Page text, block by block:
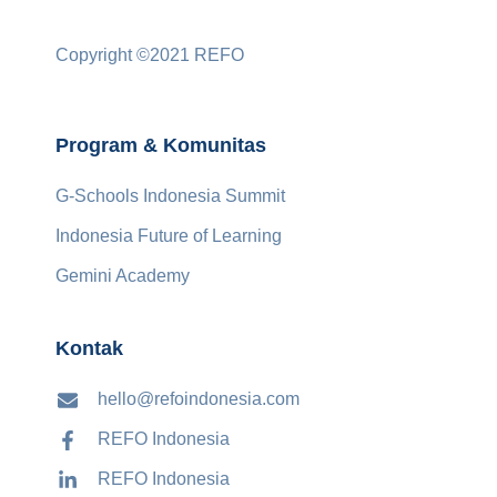
Copyright ©2021 REFO
Program & Komunitas
G-Schools Indonesia Summit
Indonesia Future of Learning
Gemini Academy
Kontak
hello@refoindonesia.com
REFO Indonesia
REFO Indonesia